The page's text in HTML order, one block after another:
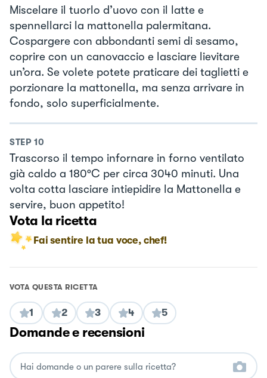
Miscelare il tuorlo d’uovo con il latte e
spennellarci la mattonella palermitana.
Cospargere con abbondanti semi di sesamo,
coprire con un canovaccio e lasciare lievitare
un’ora. Se volete potete praticare dei taglietti e
porzionare la mattonella, ma senza arrivare in
fondo, solo superficialmente.
STEP 10
Trascorso il tempo infornare in forno ventilato
già caldo a 180°C per circa 3040 minuti. Una
volta cotta lasciare intiepidire la Mattonella e
servire, buon appetito!
Vota la ricetta
Fai sentire la tua voce, chef!
VOTA QUESTA RICETTA
1 2 3 4 5
Domande e recensioni